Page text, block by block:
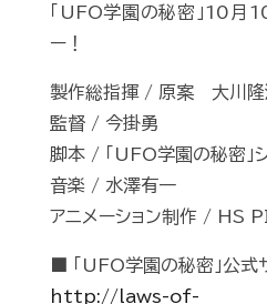
「UFO学園の秘密」10月
ー！
製作総指揮 / 原案 大川隆
監督 / 今掛勇
脚本 / 「UFO学園の秘密」
音楽 / 水澤有一
アニメーション制作 /
■ 「UFO学園の秘密」公式
http://laws-of-